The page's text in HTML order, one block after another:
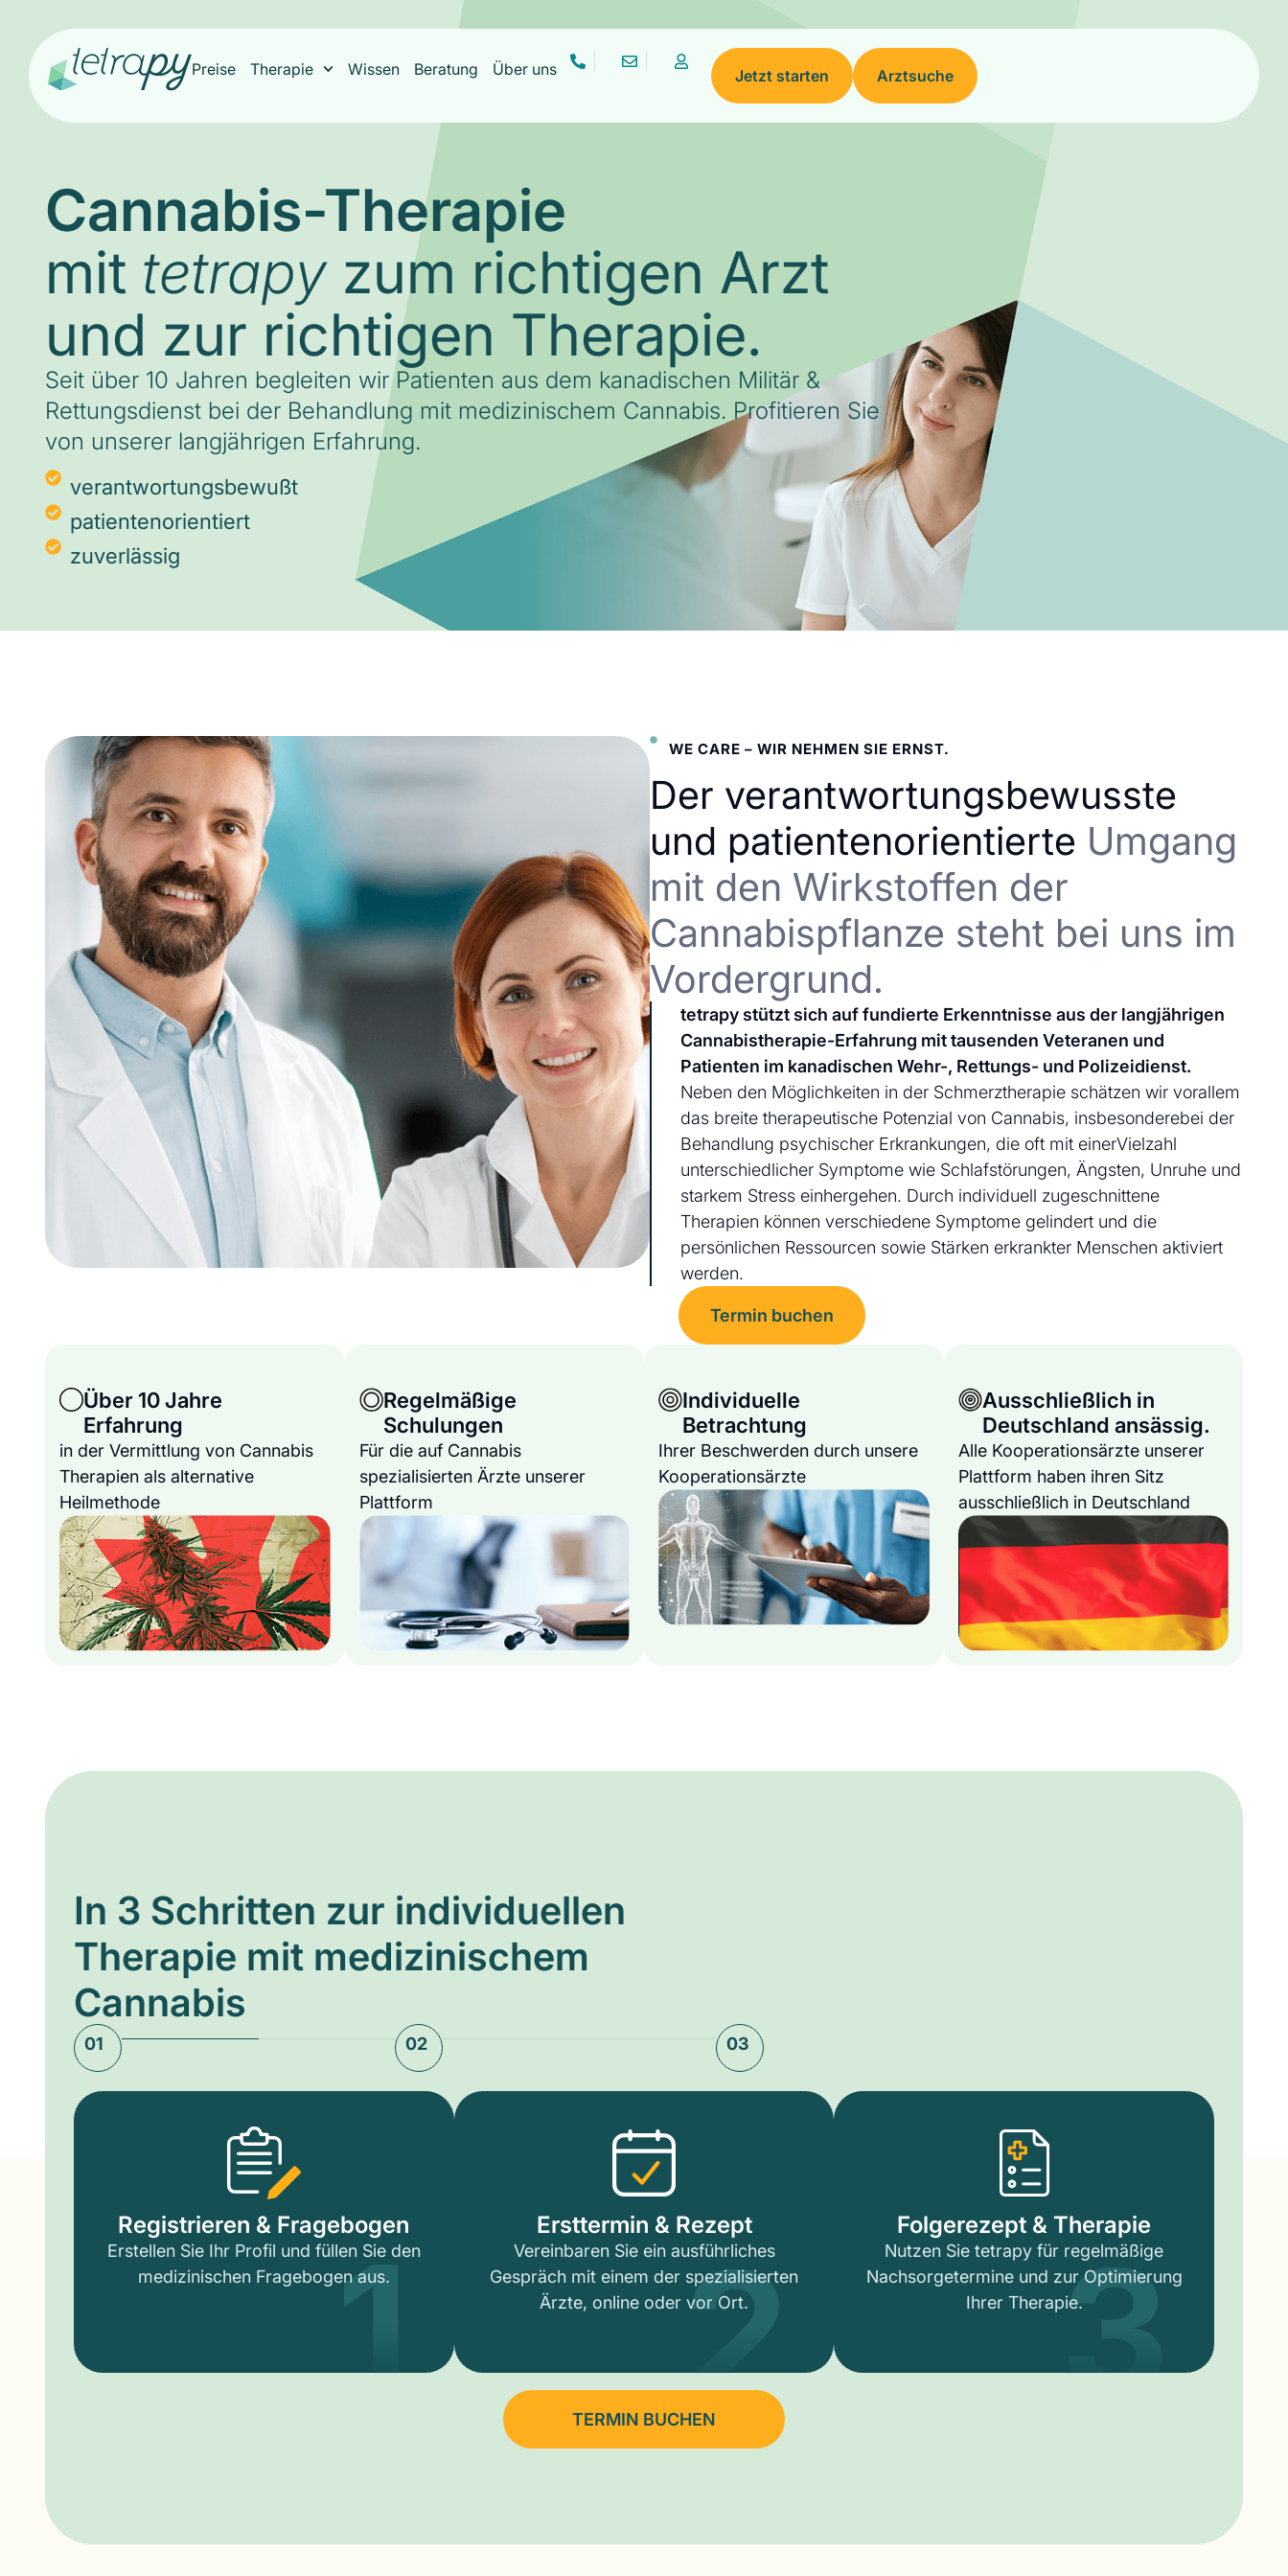
Preise Therapie Wissen Beratung Über uns Jetzt starten Arztsuche
Cannabis-Therapie
mit tetrapyzum richtigen Arzt
und zur richtigen Therapie.
Seit über 10 Jahren begleiten wir Patienten aus dem kanadischen Militär &
Rettungsdienst bei der Behandlung mit medizinischem Cannabis. Profitieren Sie
von unserer langjährigen Erfahrung.
verantwortungsbewußt
patientenorientiert
zuverlässig
WE CARE – WIR NEHMEN SIE ERNST.
Der verantwortungsbewusste
und patientenorientierte Umgang
mit den Wirkstoffen der
Cannabispflanze steht bei uns im
Vordergrund.
tetrapy stützt sich auf fundierte Erkenntnisse aus der langjährigen
Cannabistherapie-Erfahrung mit tausenden Veteranen und
Patienten im kanadischen Wehr-, Rettungs- und Polizeidienst.
Neben den Möglichkeiten in der Schmerztherapie schätzen wir vorallem
das breite therapeutische Potenzial von Cannabis, insbesonderebei der
Behandlung psychischer Erkrankungen, die oft mit einerVielzahl
unterschiedlicher Symptome wie Schlafstörungen, Ängsten, Unruhe und
starkem Stress einhergehen. Durch individuell zugeschnittene
Therapien können verschiedene Symptome gelindert und die
persönlichen Ressourcen sowie Stärken erkrankter Menschen aktiviert
werden.
Termin buchen
Über 10 Jahre
Erfahrung
in der Vermittlung von Cannabis
Therapien als alternative
Heilmethode
Regelmäßige
Schulungen
Für die auf Cannabis
spezialisierten Ärzte unserer
Plattform
Individuelle
Betrachtung
Ihrer Beschwerden durch unsere
Kooperationsärzte
Ausschließlich in
Deutschland ansässig.
Alle Kooperationsärzte unserer
Plattform haben ihren Sitz
ausschließlich in Deutschland
In 3 Schritten zur individuellen
Therapie mit medizinischem
Cannabis
01 02 03
Registrieren & Fragebogen
Erstellen Sie Ihr Profil und füllen Sie den
medizinischen Fragebogen aus.
1 Ersttermin & Rezept
Vereinbaren Sie ein ausführliches
Gespräch mit einem der spezialisierten
Ärzte, online oder vor Ort.
2 Folgerezept & Therapie
Nutzen Sie tetrapy für regelmäßige
Nachsorgetermine und zur Optimierung
Ihrer Therapie.3
TERMIN BUCHEN